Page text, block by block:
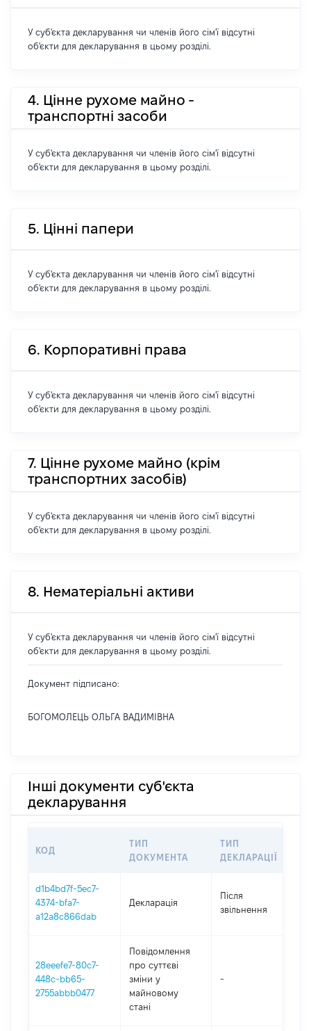
У суб'єкта декларування чи членів його сім'ї відсутні
об'єкти для декларування в цьому розділі.
4. Цінне рухоме майно -
транспортні засоби
У суб'єкта декларування чи членів його сім'ї відсутні
об'єкти для декларування в цьому розділі.
5. Цінні папери
У суб'єкта декларування чи членів його сім'ї відсутні
об'єкти для декларування в цьому розділі.
6. Корпоративні права
У суб'єкта декларування чи членів його сім'ї відсутні
об'єкти для декларування в цьому розділі.
7. Цінне рухоме майно (крім
транспортних засобів)
У суб'єкта декларування чи членів його сім'ї відсутні
об'єкти для декларування в цьому розділі.
8. Нематеріальні активи
У суб'єкта декларування чи членів його сім'ї відсутні
об'єкти для декларування в цьому розділі.
Документ підписано:
БОГОМОЛЕЦЬ ОЛЬГА ВАДИМІВНА
Інші документи суб'єкта
декларування
КОД
ТИП
ДОКУМЕНТА
ТИП
ДЕКЛАРАЦІЇ
d1b4bd7f-5ec7-
4374-bfa7-
a12a8c866dab
Декларація
Після
звільнення
28eeefe7-80c7-
448c-bb65-
2755abbb0477
Повідомлення
про суттєві
зміни y
майновому
стані
-